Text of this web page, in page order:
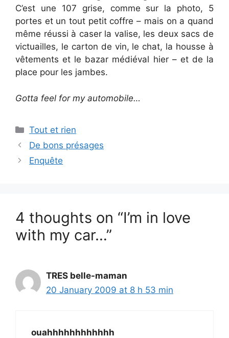
C’est une 107 grise, comme sur la photo, 5
portes et un tout petit coffre – mais on a quand
même réussi à caser la valise, les deux sacs de
victuailles, le carton de vin, le chat, la housse à
vêtements et le bazar médiéval hier – et de la
place pour les jambes.
Gotta feel for my automobile…
Categories
Tout et rien
De bons présages
Enquête
4 thoughts on “I’m in love
with my car…”
TRES belle-maman
20 January 2009 at 8 h 53 min
ouahhhhhhhhhhhh